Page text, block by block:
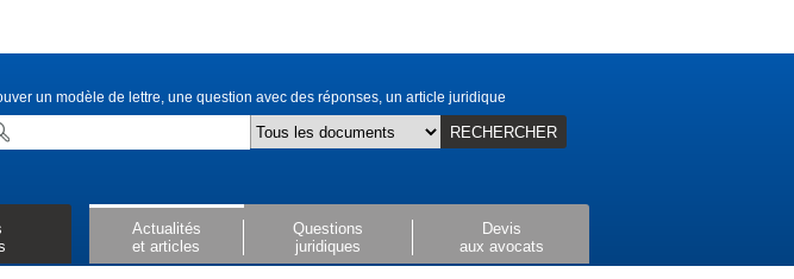
un modèle de lettre, une question avec des réponses, un article juridique
RECHERCHER
Actualités
et articles
Questions
juridiques
Devis
aux avocats